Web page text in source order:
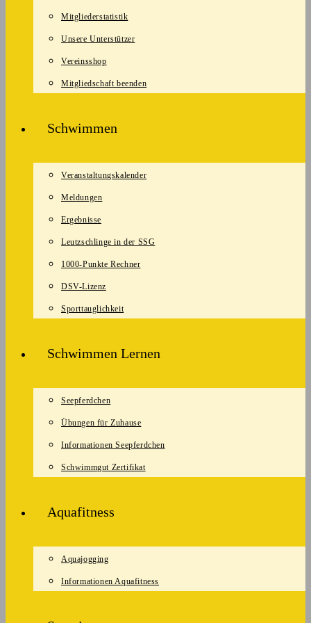
Mitgliederstatistik
Unsere Unterstützer
Vereinsshop
Mitgliedschaft beenden
Schwimmen
Veranstaltungskalender
Meldungen
Ergebnisse
Leutzschlinge in der SSG
1000-Punkte Rechner
DSV-Lizenz
Sporttauglichkeit
Schwimmen Lernen
Seepferdchen
Übungen für Zuhause
Informationen Seepferdchen
Schwimmgut Zertifikat
Aquafitness
Aquajogging
Informationen Aquafitness